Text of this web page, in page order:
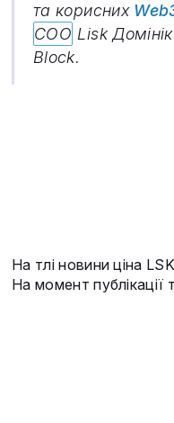
та корисних
COO Lisk
Block.
На тлі новини ціна
На момент публікації